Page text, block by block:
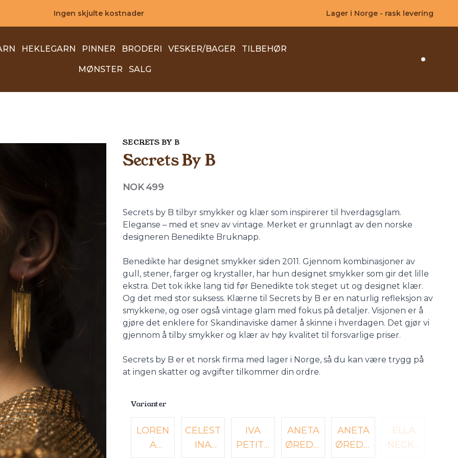
Ingen skjulte kostnader Lager i Norge - rask levering
HEKLEGARN PINNER BRODERI VESKER/BAGER TILBEHØR
MØNSTER SALG Search
SECRETS BY B
Secrets By B
Produktdetaljer
NOK 499
Description
Secrets by B tilbyr smykker og klær som inspirerer til hverdagsglam.
Eleganse – med et snev av vintage. Merket er grunnlagt av den norske
designeren Benedikte Bruknapp.
Benedikte har designet smykker siden 2011. Gjennom kombinasjoner av
gull, stener, farger og krystaller, har hun designet smykker som gir det lille
ekstra. Det tok ikke lang tid før Benedikte tok steget ut og designet klær.
Og det med stor suksess. Klærne til Secrets by B er en naturlig refleksjon av
smykkene, og oser også vintage glam med fokus på detaljer. Visjonen er å
gjøre det enklere for Skandinaviske damer å skinne i hverdagen. Det gjør vi
gjennom å tilby smykker og klær av høy kvalitet til forsvarlige priser.
Secrets by B er et norsk firma med lager i Norge, så du kan være trygg på
at ingen skatter og avgifter tilkommer din ordre.
Varianter
Velg en Varianter
LOREN
A
CELEST
INA
IVA
PETITE
ANETA
ØREDO
ANETA
ØREDO
ELLA
NECKL